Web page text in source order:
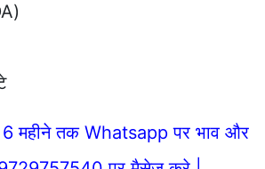
महीने तक Whatsapp पर भाव और